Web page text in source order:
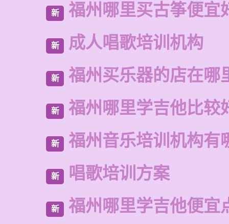
新 福州哪里买古筝便宜
新 成人唱歌培训机构
新 福州买乐器的店在哪
新 福州哪里学吉他比较
新 福州音乐培训机构有
新 唱歌培训方案
新 福州哪里学吉他便宜